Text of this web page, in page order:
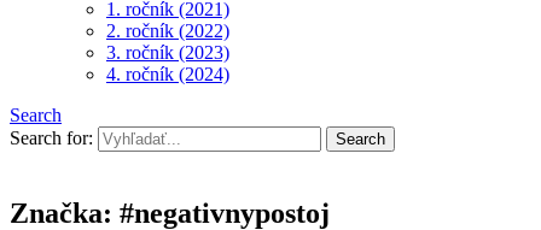
1. ročník (2021)
2. ročník (2022)
3. ročník (2023)
4. ročník (2024)
Search
Search for:
Značka: #negativnypostoj